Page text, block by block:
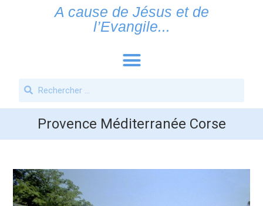
A cause de Jésus et de
l’Evangile...
Provence Méditerranée Corse